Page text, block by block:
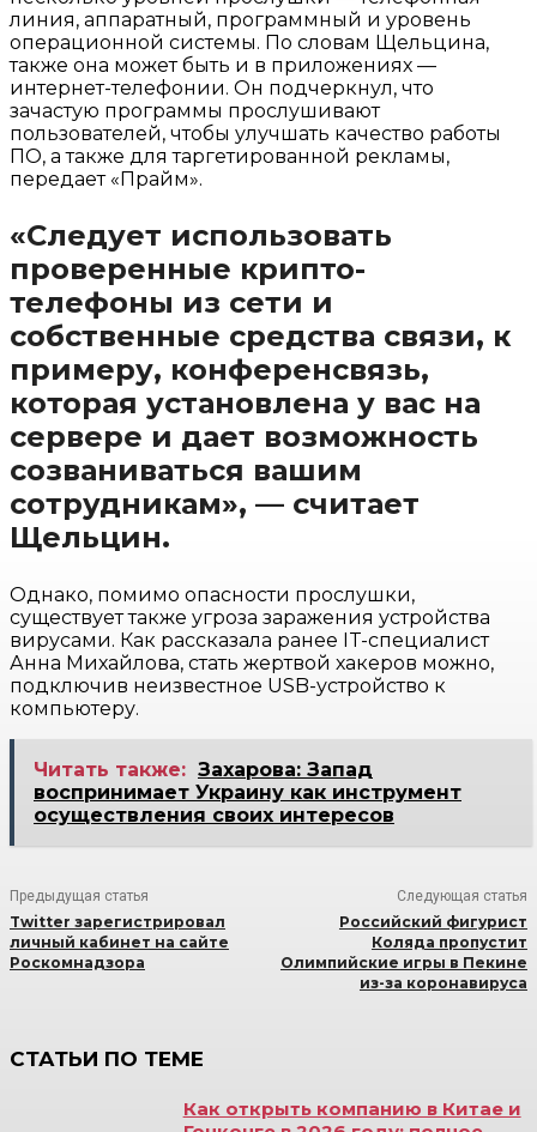
линия, аппаратный, программный и уровень
операционной системы. По словам Щельцина,
также она может быть и в приложениях —
интернет-телефонии. Он подчеркнул, что
зачастую программы прослушивают
пользователей, чтобы улучшать качество работы
ПО, а также для таргетированной рекламы,
передает «Прайм».
«Следует использовать
проверенные крипто-
телефоны из сети и
собственные средства связи, к
примеру, конференсвязь,
которая установлена у вас на
сервере и дает возможность
созваниваться вашим
сотрудникам», — считает
Щельцин.
Однако, помимо опасности прослушки,
существует также угроза заражения устройства
вирусами. Как рассказала ранее IT-специалист
Анна Михайлова, стать жертвой хакеров можно,
подключив неизвестное USB-устройство к
компьютеру.
Читать также: Захарова: Запад
воспринимает Украину как инструмент
осуществления своих интересов
Предыдущая статья
Twitter зарегистрировал
личный кабинет на сайте
Роскомнадзора
Следующая статья
Российский фигурист
Коляда пропустит
Олимпийские игры в Пекине
из-за коронавируса
СТАТЬИ ПО ТЕМЕ
Как открыть компанию в Китае и